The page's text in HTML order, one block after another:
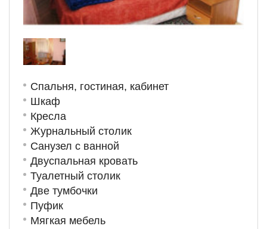
Спальня, гостиная, кабинет
Шкаф
Кресла
Журнальный столик
Санузел с ванной
Двуспальная кровать
Туалетный столик
Две тумбочки
Пуфик
Мягкая мебель